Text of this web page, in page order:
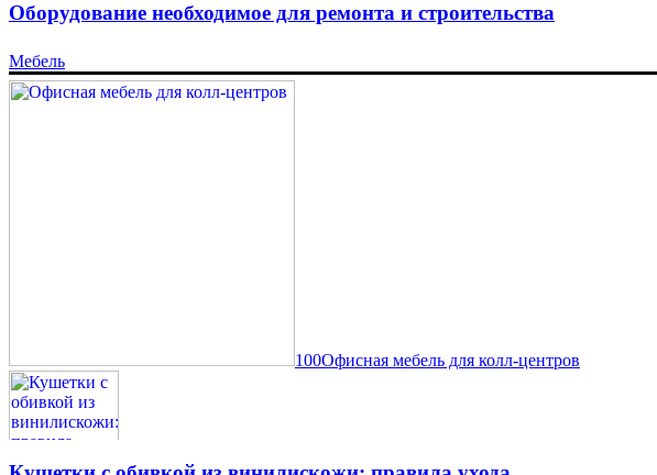
Оборудование необходимое для ремонта и строительства
Мебель
100Офисная мебель для колл-центров